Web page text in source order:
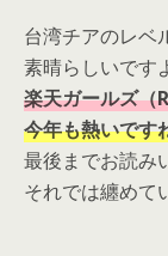
台湾チアのレベ
素晴らしいです
楽天ガールズ
今年も熱いです
最後までお読み
それでは纏めて